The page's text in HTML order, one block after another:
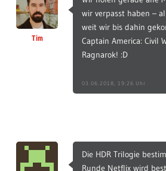
Tim
wir verpasst haben –
weit wir bis dahin
Captain America: Civil
Ragnarok! :D
03.06.2018, 19:26 Uhr
Die HDR Trilogie
Runde Netflix wird